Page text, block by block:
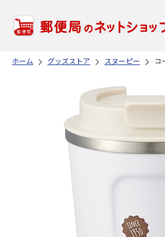
ホーム グッズストア スヌーピー コ